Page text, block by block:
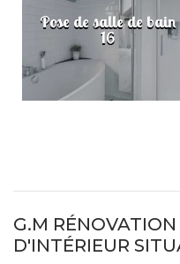
Pose de salle de bain
16
G.M RÉNOVATION
D'INTÉRIEUR